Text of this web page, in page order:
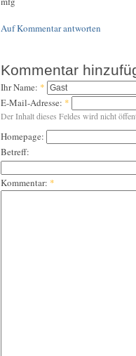
Auf Kommentar antworten
Kommentar
Ihr Name: *
E-Mail-Adresse: *
Der Inhalt dieses Feldes wird nicht
Homepage:
Betreff:
Kommentar: *